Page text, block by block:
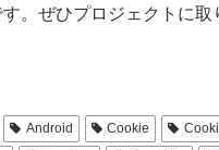
。ぜひプロジェクトに取
Android Cookie